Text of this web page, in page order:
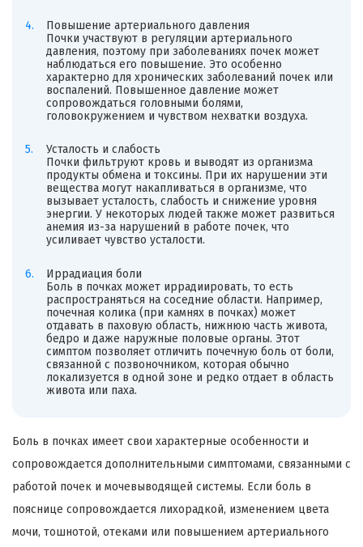
Повышение артериального давления
Почки участвуют в регуляции артериального
давления, поэтому при заболеваниях почек может
наблюдаться его повышение. Это особенно
характерно для хронических заболеваний почек или
воспалений. Повышенное давление может
сопровождаться головными болями,
головокружением и чувством нехватки воздуха.
Усталость и слабость
Почки фильтруют кровь и выводят из организма
продукты обмена и токсины. При их нарушении эти
вещества могут накапливаться в организме, что
вызывает усталость, слабость и снижение уровня
энергии. У некоторых людей также может развиться
анемия из-за нарушений в работе почек, что
усиливает чувство усталости.
Иррадиация боли
Боль в почках может иррадиировать, то есть
распространяться на соседние области. Например,
почечная колика (при камнях в почках) может
отдавать в паховую область, нижнюю часть живота,
бедро и даже наружные половые органы. Этот
симптом позволяет отличить почечную боль от боли,
связанной с позвоночником, которая обычно
локализуется в одной зоне и редко отдает в область
живота или паха.
Боль в почках имеет свои характерные особенности и
сопровождается дополнительными симптомами, связанными с
работой почек и мочевыводящей системы. Если боль в
пояснице сопровождается лихорадкой, изменением цвета
мочи, тошнотой, отеками или повышением артериального